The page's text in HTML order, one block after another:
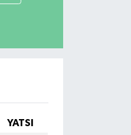
YATSI